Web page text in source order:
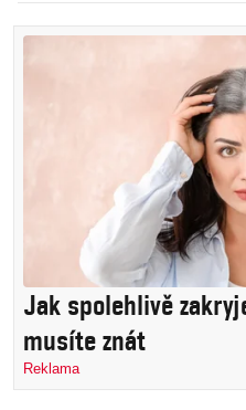
Jak spolehlivě
musíte znát
Reklama